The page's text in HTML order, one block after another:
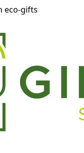
eco-gifts